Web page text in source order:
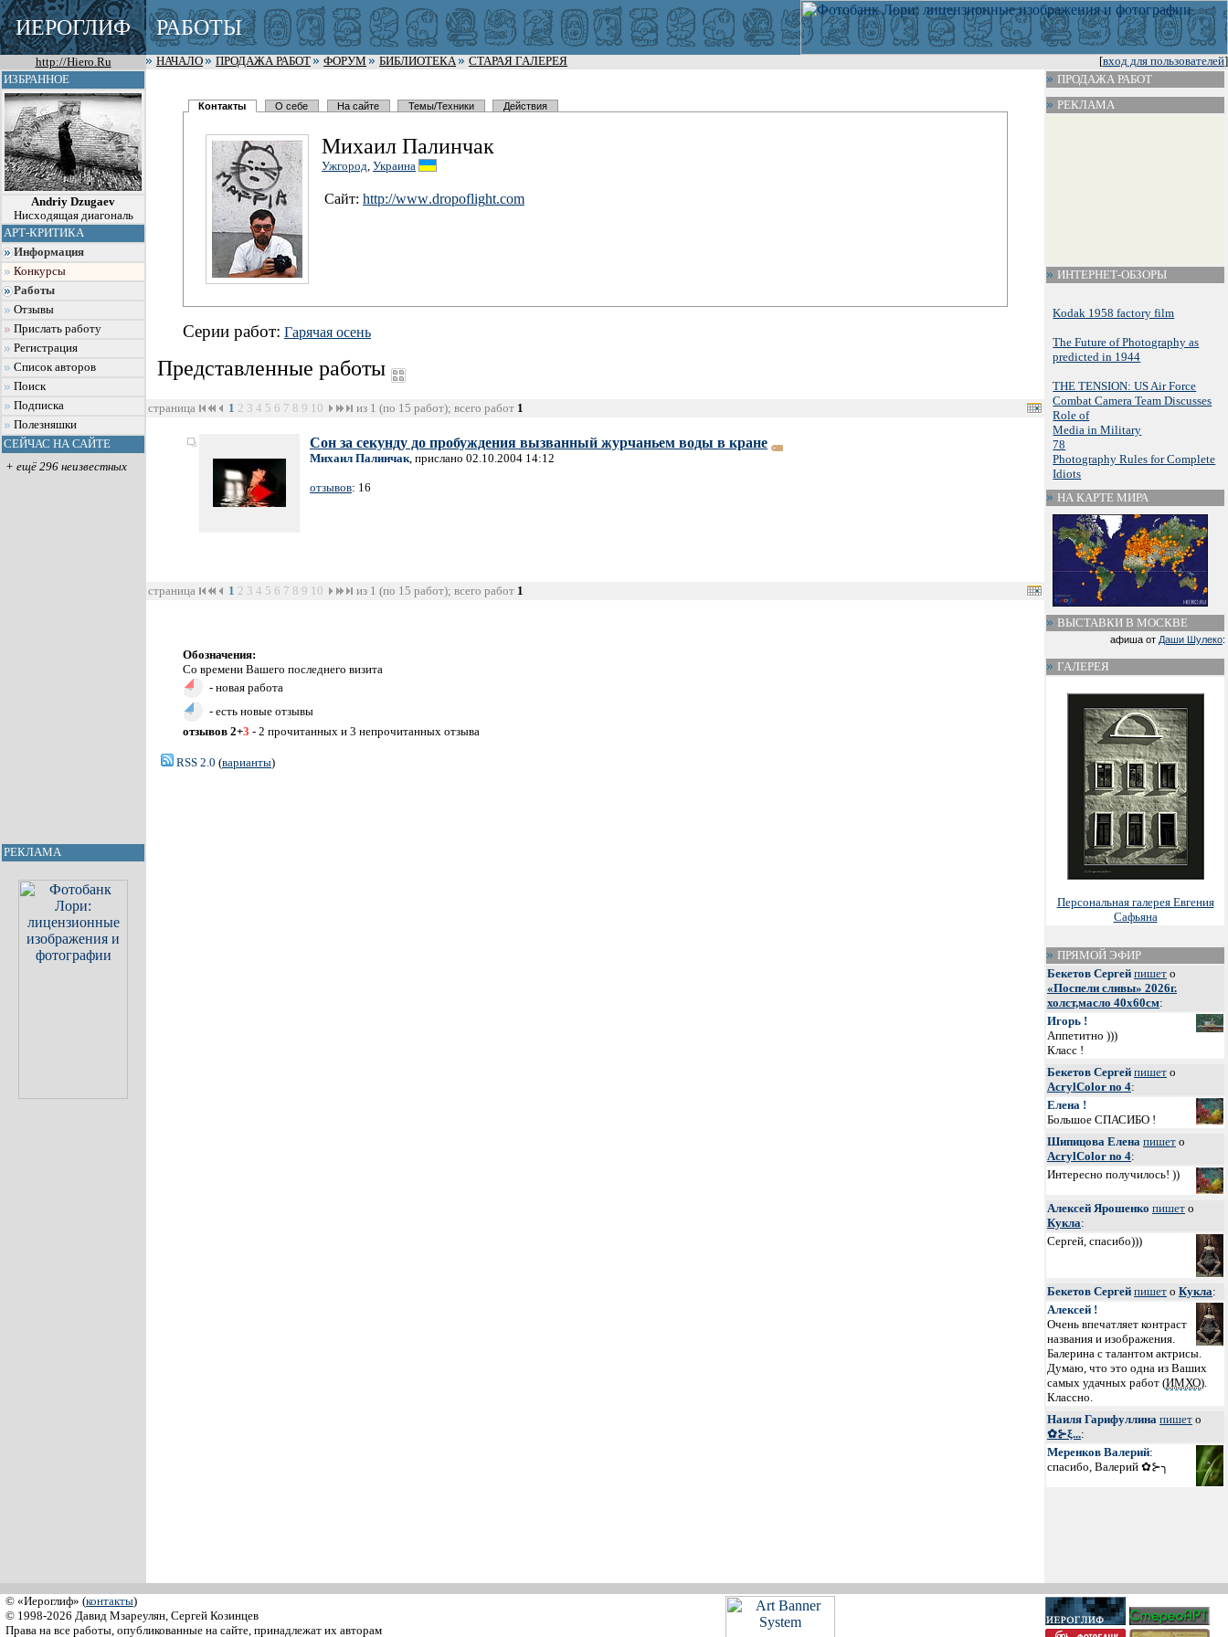
ИЕРОГЛИФ РАБОТЫ
http://Hiero.Ru [вход для пользователей]
НАЧАЛО ПРОДАЖА РАБОТ ФОРУМ БИБЛИОТЕКА
СТАРАЯ ГАЛЕРЕЯ
ИЗБРАННОЕ
Andriy Dzugaev
Нисходящая диагональ
АРТ-КРИТИКА
Информация
Конкурсы
Работы
Отзывы
Прислать работу
Регистрация
Список авторов
Поиск
Подписка
Полезняшки
СЕЙЧАС НА САЙТЕ
+ ещё 296 неизвестных
РЕКЛАМА
Контакты О себе На сайте Темы/Техники Действия
Михаил Палинчак
Ужгород, Украина
Сайт: http://www.dropoflight.com
Серии работ: Гарячая осень
Представленные работы
страница 1 2 3 4 5 6 7 8 9 10 из 1 (по 15 работ); всего работ 1
Сон за секунду до пробуждения вызванный журчаньем воды в кране
Михаил Палинчак, прислано 02.10.2004 14:12
отзывов: 16
страница 1 2 3 4 5 6 7 8 9 10 из 1 (по 15 работ); всего работ 1
Обозначения:
Со времени Вашего последнего визита
- новая работа
- есть новые отзывы
отзывов 2+3 - 2 прочитанных и 3 непрочитанных отзыва
RSS 2.0 (варианты)
ПРОДАЖА РАБОТ
РЕКЛАМА
ИНТЕРНЕТ-ОБЗОРЫ
Kodak 1958 factory film
The Future of Photography as
predicted in 1944
THE TENSION: US Air Force
Combat Camera Team Discusses
Role of
Media in Military
78
Photography Rules for Complete
Idiots
НА КАРТЕ МИРА
ВЫСТАВКИ В МОСКВЕ
афиша от Даши Шулеко:
ГАЛЕРЕЯ
Персональная галерея Евгения
Сафьяна
ПРЯМОЙ ЭФИР
Бекетов Сергей пишет о
«Поспели сливы» 2026г.
холст,масло 40х60см:
Игорь !
Аппетитно )))
Класс !
Бекетов Сергей пишет о
AcrylColor no 4:
Елена !
Большое СПАСИБО !
Шипицова Елена пишет о
AcrylColor no 4:
Интересно получилось! ))
Алексей Ярошенко пишет о
Кукла:
Сергей, спасибо)))
Бекетов Сергей пишет о Кукла:
Алексей !
Очень впечатляет контраст
названия и изображения.
Балерина с талантом актрисы.
Думаю, что это одна из Ваших
самых удачных работ (ИМХО).
Классно.
Наиля Гарифуллина пишет о
✿⊱ξ...:
Меренков Валерий:
спасибо, Валерий ✿⊱╮
© «Иероглиф» (контакты)
© 1998-2026 Давид Мзареулян, Сергей Козинцев
Права на все работы, опубликованные на сайте, принадлежат их авторам